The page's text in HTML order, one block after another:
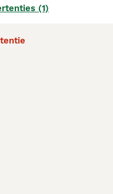
(1)